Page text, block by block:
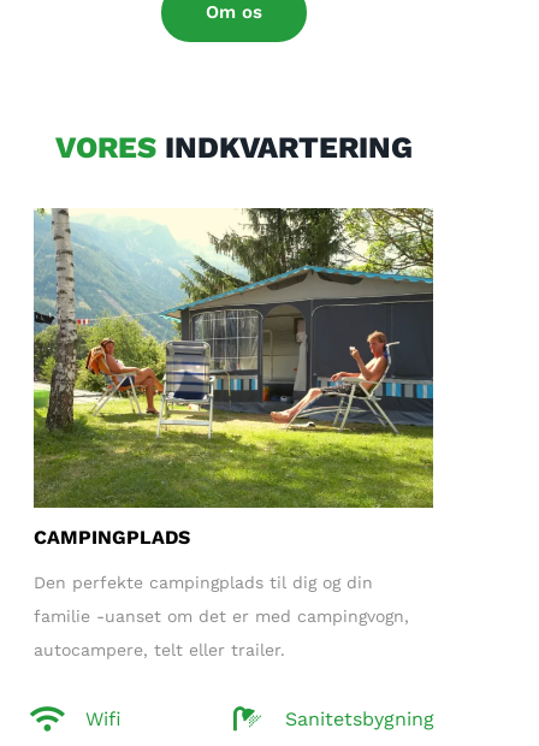
Om os
VORESINDKVARTERING
CAMPINGPLADS
Den perfekte campingplads til dig og din
familie -uanset om det er med campingvogn,
autocampere, telt eller trailer.
Wifi Sanitetsbygning